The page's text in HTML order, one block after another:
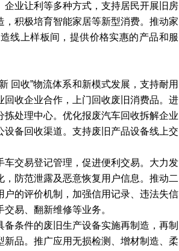
业让利等多种方式，支持居民开展旧房
积极培育智能家居等新型消费。推动家
线上样板间，提供价格实惠的产品和服
收”物流体系和新模式发展，支持耐用
收企业合作，上门回收废旧消费品。进
处理中心。优化报废汽车回收拆解企业
备回收渠道。支持废旧产品设备线上交
交易登记管理，促进便利交易。大力发
防范泄露及恶意恢复用户信息。推动二
的评价机制，加强信用记录、违法失信
易、翻新维修等业务。
条件的废旧生产设备实施再制造，再制
品。推广应用无损检测、增材制造、柔